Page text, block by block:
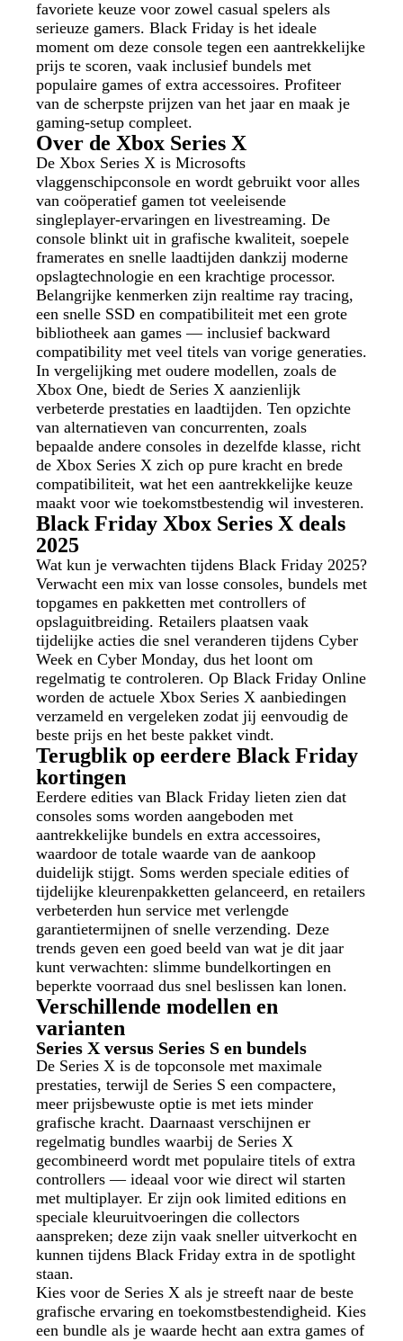
favoriete keuze voor zowel casual spelers als
serieuze gamers. Black Friday is het ideale
moment om deze console tegen een aantrekkelijke
prijs te scoren, vaak inclusief bundels met
populaire games of extra accessoires. Profiteer
van de scherpste prijzen van het jaar en maak je
gaming-setup compleet.
Over de Xbox Series X
De Xbox Series X is Microsofts
vlaggenschipconsole en wordt gebruikt voor alles
van coöperatief gamen tot veeleisende
singleplayer-ervaringen en livestreaming. De
console blinkt uit in grafische kwaliteit, soepele
framerates en snelle laadtijden dankzij moderne
opslagtechnologie en een krachtige processor.
Belangrijke kenmerken zijn realtime ray tracing,
een snelle SSD en compatibiliteit met een grote
bibliotheek aan games — inclusief backward
compatibility met veel titels van vorige generaties.
In vergelijking met oudere modellen, zoals de
Xbox One, biedt de Series X aanzienlijk
verbeterde prestaties en laadtijden. Ten opzichte
van alternatieven van concurrenten, zoals
bepaalde andere consoles in dezelfde klasse, richt
de Xbox Series X zich op pure kracht en brede
compatibiliteit, wat het een aantrekkelijke keuze
maakt voor wie toekomstbestendig wil investeren.
Black Friday Xbox Series X deals
2025
Wat kun je verwachten tijdens Black Friday 2025?
Verwacht een mix van losse consoles, bundels met
topgames en pakketten met controllers of
opslaguitbreiding. Retailers plaatsen vaak
tijdelijke acties die snel veranderen tijdens Cyber
Week en Cyber Monday, dus het loont om
regelmatig te controleren. Op Black Friday Online
worden de actuele Xbox Series X aanbiedingen
verzameld en vergeleken zodat jij eenvoudig de
beste prijs en het beste pakket vindt.
Terugblik op eerdere Black Friday
kortingen
Eerdere edities van Black Friday lieten zien dat
consoles soms worden aangeboden met
aantrekkelijke bundels en extra accessoires,
waardoor de totale waarde van de aankoop
duidelijk stijgt. Soms werden speciale edities of
tijdelijke kleurenpakketten gelanceerd, en retailers
verbeterden hun service met verlengde
garantietermijnen of snelle verzending. Deze
trends geven een goed beeld van wat je dit jaar
kunt verwachten: slimme bundelkortingen en
beperkte voorraad dus snel beslissen kan lonen.
Verschillende modellen en
varianten
Series X versus Series S en bundels
De Series X is de topconsole met maximale
prestaties, terwijl de Series S een compactere,
meer prijsbewuste optie is met iets minder
grafische kracht. Daarnaast verschijnen er
regelmatig bundles waarbij de Series X
gecombineerd wordt met populaire titels of extra
controllers — ideaal voor wie direct wil starten
met multiplayer. Er zijn ook limited editions en
speciale kleuruitvoeringen die collectors
aanspreken; deze zijn vaak sneller uitverkocht en
kunnen tijdens Black Friday extra in de spotlight
staan.
Kies voor de Series X als je streeft naar de beste
grafische ervaring en toekomstbestendigheid. Kies
een bundle als je waarde hecht aan extra games of